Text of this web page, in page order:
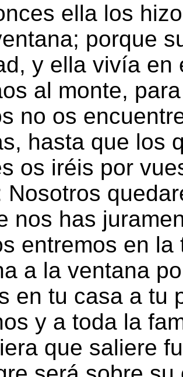
ella los
porque
y ella vivía en
al monte,
no os
hasta que los
os iréis por
Nosotros
nos has
entremos en
a la ventana
en tu casa a tu
y a toda la
que saliere